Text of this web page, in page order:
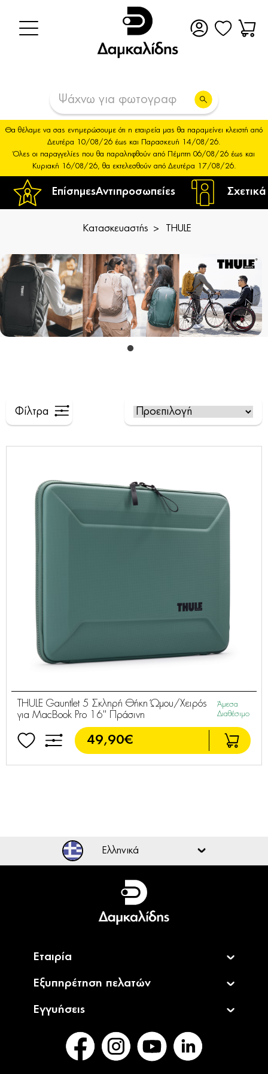
ΕπίσημεςΑντιπροσωπείες
Θα θέλαμε να σας ενημερώσουμε ότι η εταιρεία μας θα παραμείνει κλειστή από
Δευτέρα 10/08/26 έως και Παρασκευή 14/08/26.
Όλες οι παραγγελίες που θα παραληφθούν από Πέμπτη 06/08/26 έως και
Κυριακή 16/08/26, θα εκτελεσθούν από Δευτέρα 17/08/26.
Κατασκευαστής THULE
Φίλτρα
THULE Gauntlet 5 Σκληρή Θήκη Ώμου/Χειρός
για MacBook Pro 16'' Πράσινη
Άμεσα
Διαθέσιμο
49,90€
Ελληνικά
Ελληνικά
English
Εταιρία
Εξυπηρέτηση πελατών
Εγγυήσεις